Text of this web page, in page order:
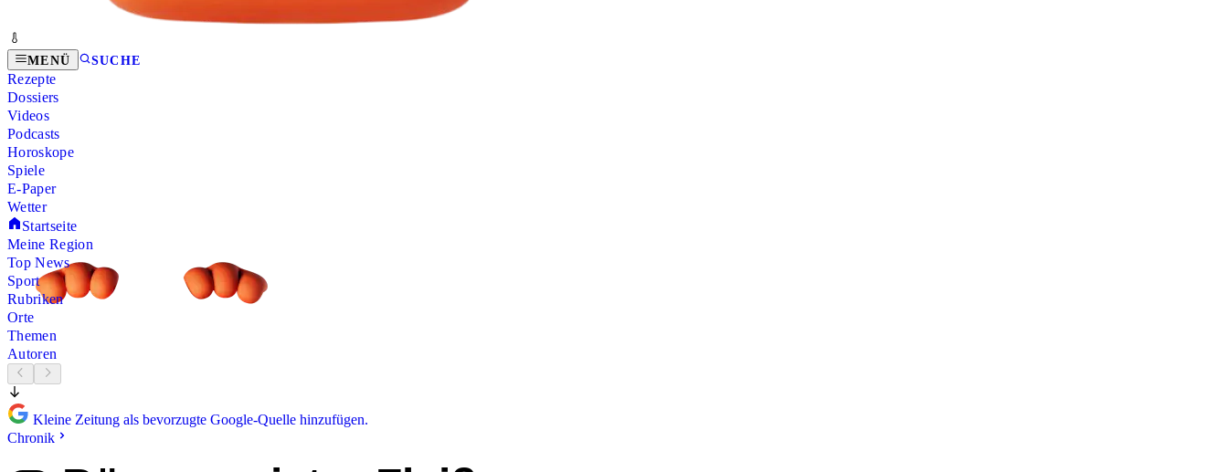
MENÜ SUCHE
Rezepte
Dossiers
Videos
Podcasts
Horoskope
Spiele
E-Paper
Wetter
Startseite
Meine Region
Top News
Sport
Rubriken
Orte
Themen
Autoren
Kleine Zeitung als bevorzugte Google-Quelle hinzufügen.
Chronik